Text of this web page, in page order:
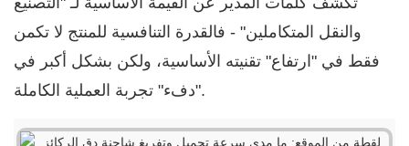
والنقل المتكاملين" - فالقدرة التنافسية للمنتج لا تكمن
فقط في "ارتفاع" تقنيته الأساسية، ولكن بشكل أكبر في
"دفء" تجربة العملية الكاملة.